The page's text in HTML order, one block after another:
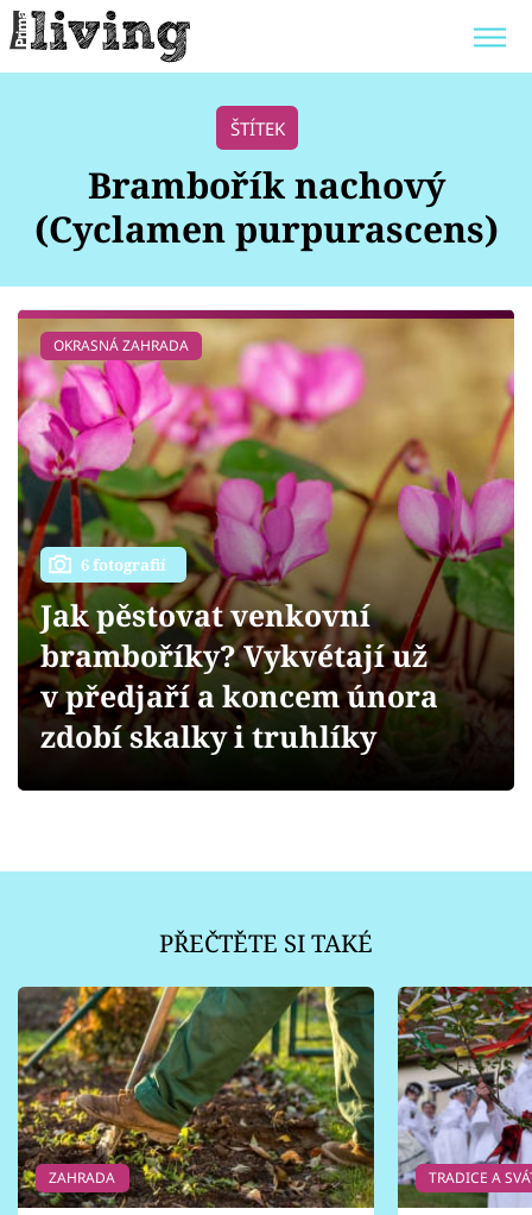
POKOJOVÉ KVĚTINY
ZAHRADA
Bydlení
Zahrada
Design
Sledujte prima+
Přihlášení
Sledujte nás
ŠTÍTEK
Brambořík nachový
(Cyclamen purpurascens)
OKRASNÁ ZAHRADA
6 fotografií
Jak pěstovat venkovní
bramboříky? Vykvétají už
v předjaří a koncem února
zdobí skalky i truhlíky
PŘEČTĚTE SI TAKÉ
ZAHRADA TRADICE A